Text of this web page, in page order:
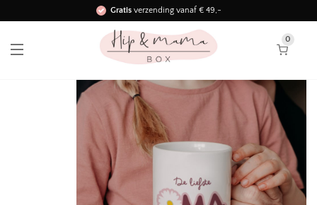
Gratisverzending vanaf € 49,-
Binnen 3 werkdagen in huis!
0